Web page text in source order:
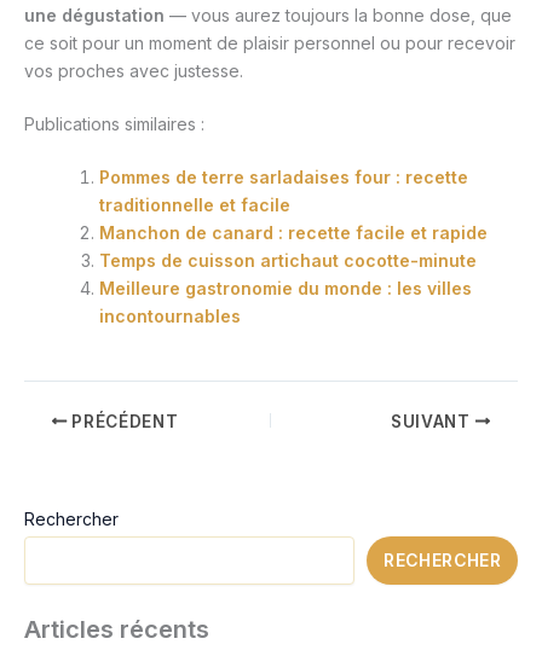
une dégustation — vous aurez toujours la bonne dose, que
ce soit pour un moment de plaisir personnel ou pour recevoir
vos proches avec justesse.
Publications similaires :
Pommes de terre sarladaises four : recette
traditionnelle et facile
Manchon de canard : recette facile et rapide
Temps de cuisson artichaut cocotte-minute
Meilleure gastronomie du monde : les villes
incontournables
PRÉCÉDENT SUIVANT
Rechercher
RECHERCHER
Articles récents